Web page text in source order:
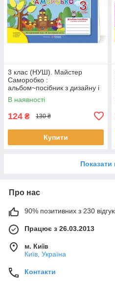
3 клас (НУШ). Майстер
Саморобко :
альбом~посібник з дизайну і
технологій (Бровченко А.,
Копитіна Н.),
В наявності
124 ₴ 130 ₴
Купити
Показати
Про нас
90% позитивних з 230
Працює з 26.03.2013
м. Київ
Київ, Україна
Контакти